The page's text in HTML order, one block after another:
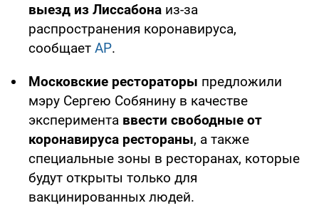
выезд из Лиссабона из-за
распространения коронавируса,
сообщает АР.
Московские рестораторы предложили
мэру Сергею Собянину в качестве
эксперимента ввести свободные от
коронавируса рестораны, а также
специальные зоны в ресторанах, которые
будут открыты только для
вакцинированных людей.